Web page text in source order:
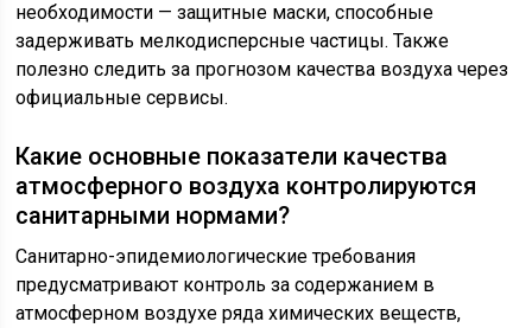
необходимости — защитные маски, способные
задерживать мелкодисперсные частицы. Также
полезно следить за прогнозом качества воздуха через
официальные сервисы.
Какие основные показатели качества
атмосферного воздуха контролируются
санитарными нормами?
Санитарно-эпидемиологические требования
предусматривают контроль за содержанием в
атмосферном воздухе ряда химических веществ,